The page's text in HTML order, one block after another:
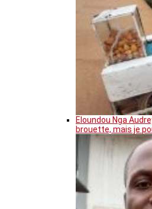
Eloundou Nga
brouette, mais je